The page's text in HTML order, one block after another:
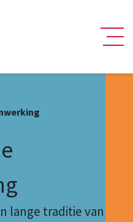
lange traditie van